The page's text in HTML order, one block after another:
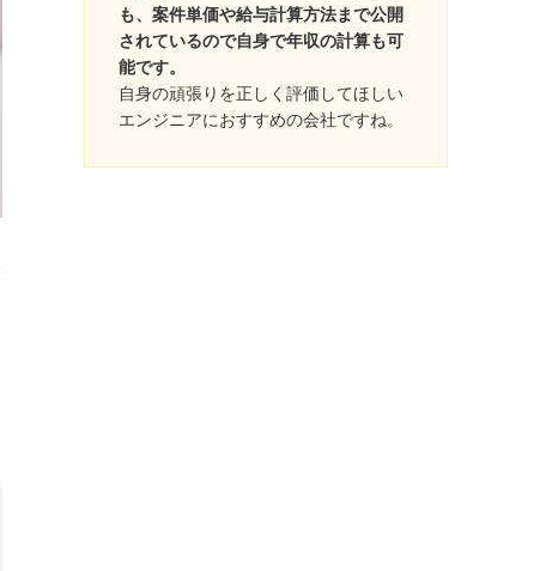
も、案件単価や給与計算方法まで公開
されているので自身で年収の計算も可
能です。
自身の頑張りを正しく評価してほしい
エンジニアにおすすめの会社ですね。